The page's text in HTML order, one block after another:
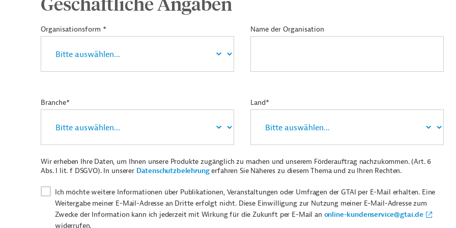
Organisationsform * Name der Organisation
Branche* Land*
Wir erheben Ihre Daten, um Ihnen unsere Produkte zugänglich zu machen und unserem Förderauftrag nachzukommen. (Art. 6
Abs. I lit. f DSGVO). In unserer Datenschutzbelehrungerfahren Sie Näheres zu diesem Thema und zu Ihren Rechten.
Ich möchte weitere Informationen über Publikationen, Veranstaltungen oder Umfragen der GTAI per E-Mail erhalten. Eine
Weitergabe meiner E-Mail-Adresse an Dritte erfolgt nicht. Diese Einwilligung zur Nutzung meiner E-Mail-Adresse zum
Zwecke der Information kann ich jederzeit mit Wirkung für die Zukunft per E-Mail an online-kundenservice@gtai.de
widerrufen.